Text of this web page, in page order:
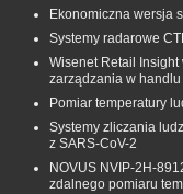
Ekonomiczna wersja
Systemy radarowe
Wisenet Retail
zarządzania w
Pomiar temperatury
Systemy zliczania
z SARS-CoV-2
NOVUS NVIP-2H-
zdalnego pomiaru